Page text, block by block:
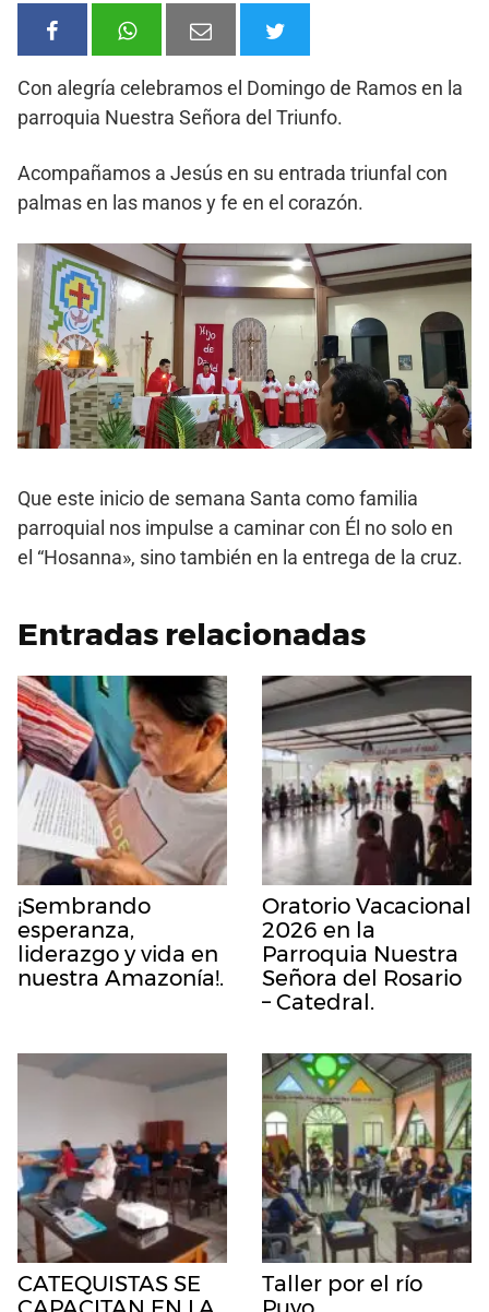
Con alegría celebramos el Domingo de Ramos en la
parroquia Nuestra Señora del Triunfo.
Acompañamos a Jesús en su entrada triunfal con
palmas en las manos y fe en el corazón.
Que este inicio de semana Santa como familia
parroquial nos impulse a caminar con Él no solo en
el “Hosanna», sino también en la entrega de la cruz.
Entradas relacionadas
¡Sembrando
esperanza,
liderazgo y vida en
nuestra Amazonía!.
Oratorio Vacacional
2026 en la
Parroquia Nuestra
Señora del Rosario
– Catedral.
CATEQUISTAS SE
Taller por el río